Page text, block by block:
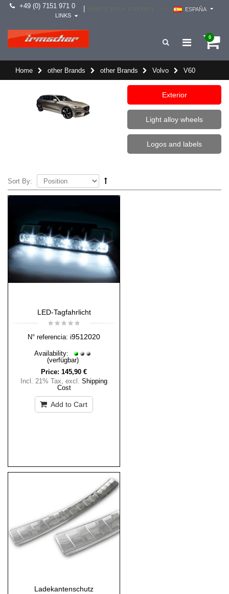
+49 (0) 7151 971 0
ESPAÑA
LINKS
0
Home other Brands other Brands Volvo V60
Exterior
Light alloy wheels
Logos and labels
Sort By:
LED-Tagfahrlicht
N° referencia: i9512020
Availability:
(verfügbar)
Price: 145,90 €
Incl. 21% Tax, excl. Shipping
Cost
Add to Cart
Ladekantenschutz